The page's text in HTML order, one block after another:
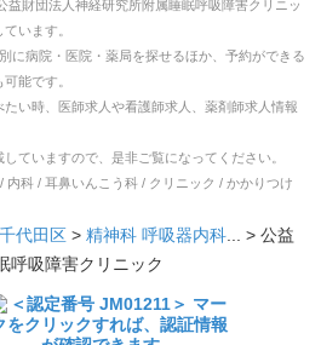
益財団法人神経研究所附属睡眠呼吸障害クリニッ
います。
に病院・医院・薬局を探せるほか、予約ができる
能です。
い時、医師求人や看護師求人、薬剤師求人情報
ていますので、是非ご覧になってください。
内科 / 耳鼻いんこう科 / クリニック / かかりつけ
千代田区 > 精神科 呼吸器内科... > 公益
呼吸障害クリニック